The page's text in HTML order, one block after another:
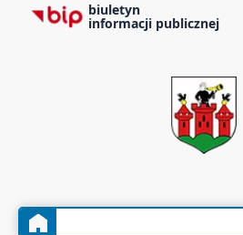
biuletyn
informacji publicznej